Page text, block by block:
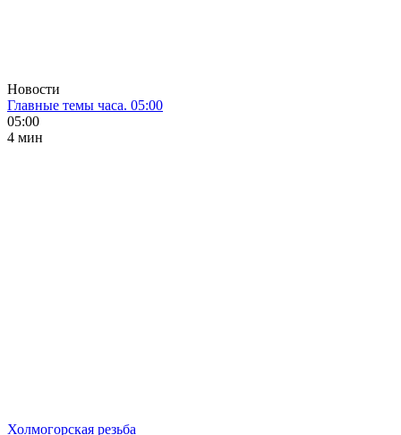
Новости
Главные темы часа. 05:00
05:00
4 мин
Холмогорская резьба